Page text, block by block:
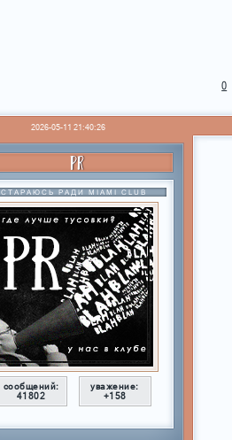
0
2026-05-11 21:40:26
PR
СТАРАЮСЬ РАДИ MIAMI CLUB
сообщений:
41802
уважение:
+158